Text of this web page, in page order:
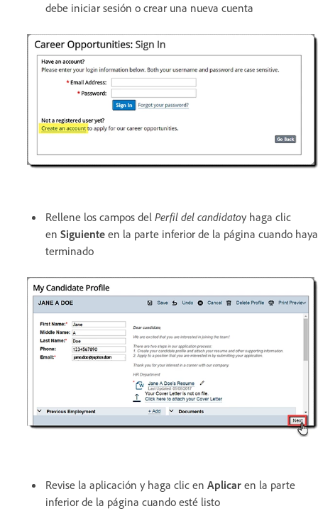
debe iniciar sesión o crear una nueva cuenta
Rellene los campos del Perfil del candidatoy haga clic
en Siguiente en la parte inferior de la página cuando haya
terminado
Revise la aplicación y haga clic en Aplicar en la parte
inferior de la página cuando esté listo